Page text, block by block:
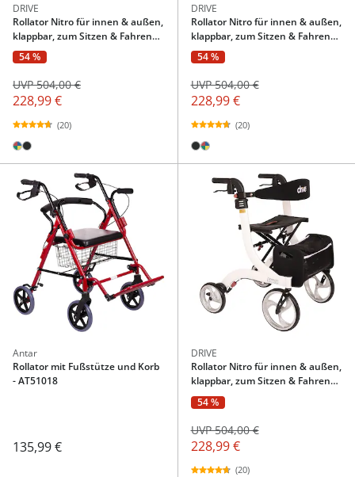
DRIVE
Rollator Nitro für innen & außen,
klappbar, zum Sitzen & Fahren
champagner
54 %
228,99 €
UVP 504,00 €
(20)
DRIVE
Rollator Nitro für innen & außen,
klappbar, zum Sitzen & Fahren
schwarz
54 %
228,99 €
UVP 504,00 €
(20)
Antar
Rollator mit Fußstütze und Korb
- AT51018
135,99 €
DRIVE
Rollator Nitro für innen & außen,
klappbar, zum Sitzen & Fahren
weiß
54 %
228,99 €
UVP 504,00 €
(20)